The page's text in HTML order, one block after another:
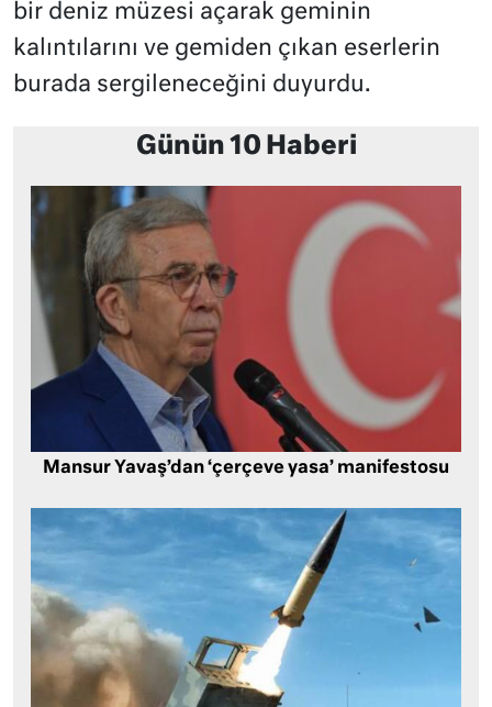
bir deniz müzesi açarak geminin
kalıntılarını ve gemiden çıkan eserlerin
burada sergileneceğini duyurdu.
Günün 10 Haberi
Mansur Yavaş’dan ‘çerçeve yasa’ manifestosu